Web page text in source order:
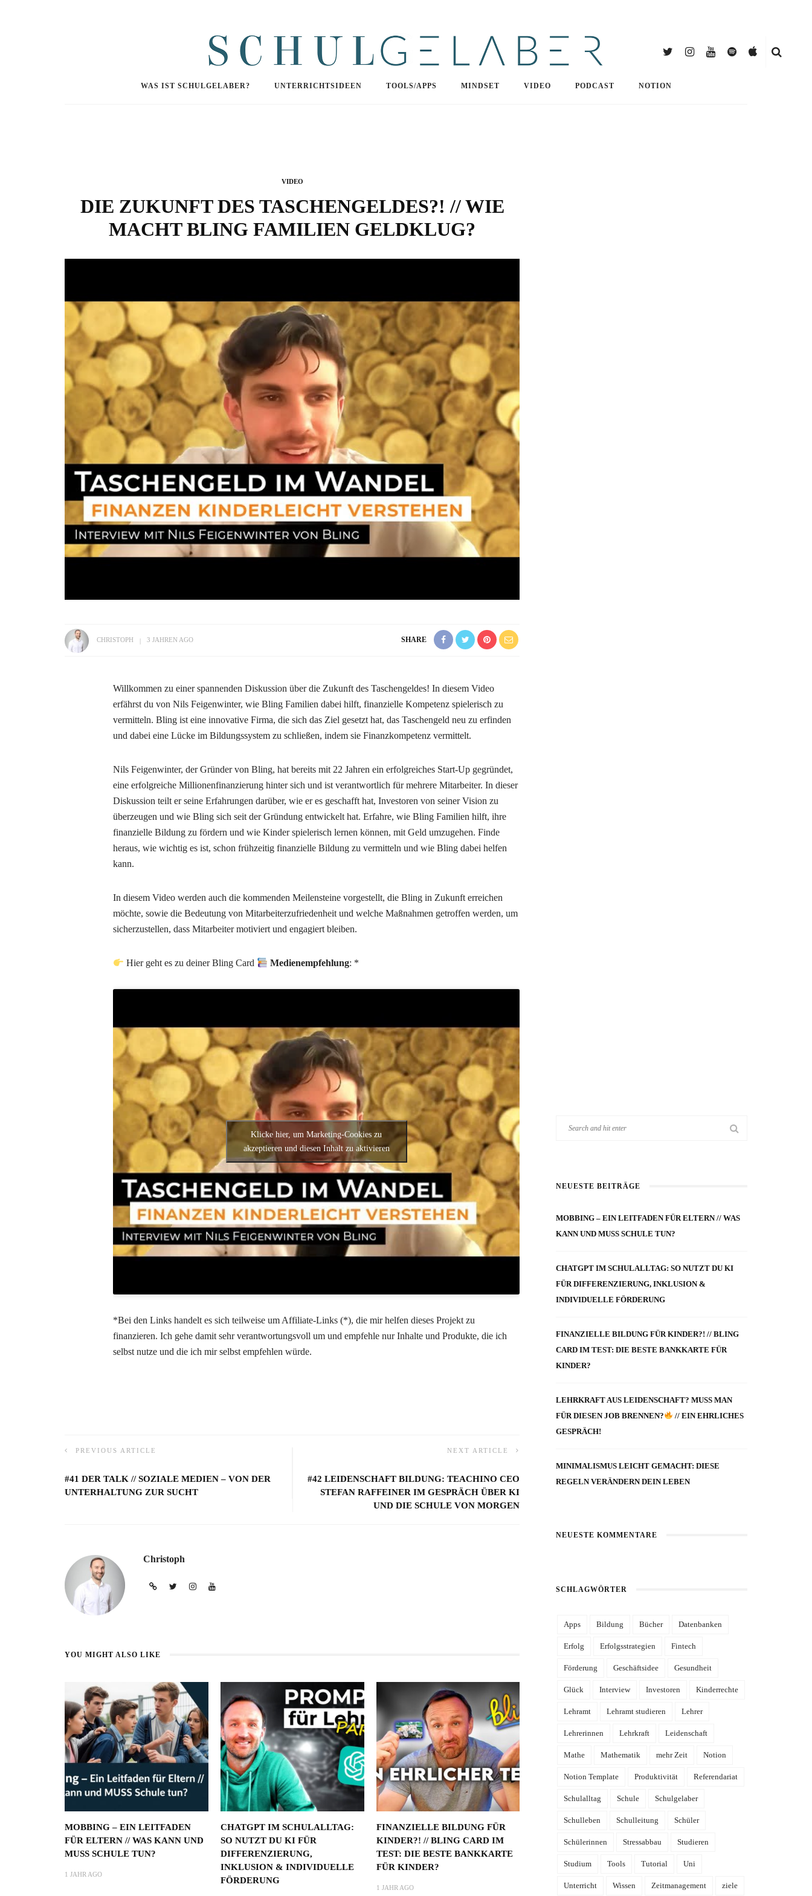
WAS IST SCHULGELABER? UNTERRICHTSIDEEN TOOLS/APPS MINDSET VIDEO PODCAST NOTION
VIDEO
DIE ZUKUNFT DES TASCHENGELDES?! // WIE
MACHT BLING FAMILIEN GELDKLUG?
CHRISTOPH 3 JAHREN AGO SHARE
Willkommen zu einer spannenden Diskussion über die Zukunft des Taschengeldes! In diesem Video
erfährst du von Nils Feigenwinter, wie Bling Familien dabei hilft, finanzielle Kompetenz spielerisch zu
vermitteln. Bling ist eine innovative Firma, die sich das Ziel gesetzt hat, das Taschengeld neu zu erfinden
und dabei eine Lücke im Bildungssystem zu schließen, indem sie Finanzkompetenz vermittelt.
Nils Feigenwinter, der Gründer von Bling, hat bereits mit 22 Jahren ein erfolgreiches Start-Up gegründet,
eine erfolgreiche Millionenfinanzierung hinter sich und ist verantwortlich für mehrere Mitarbeiter. In dieser
Diskussion teilt er seine Erfahrungen darüber, wie er es geschafft hat, Investoren von seiner Vision zu
überzeugen und wie Bling sich seit der Gründung entwickelt hat. Erfahre, wie Bling Familien hilft, ihre
finanzielle Bildung zu fördern und wie Kinder spielerisch lernen können, mit Geld umzugehen. Finde
heraus, wie wichtig es ist, schon frühzeitig finanzielle Bildung zu vermitteln und wie Bling dabei helfen
kann.
In diesem Video werden auch die kommenden Meilensteine vorgestellt, die Bling in Zukunft erreichen
möchte, sowie die Bedeutung von Mitarbeiterzufriedenheit und welche Maßnahmen getroffen werden, um
sicherzustellen, dass Mitarbeiter motiviert und engagiert bleiben.
Hier geht es zu deiner Bling Card Medienempfehlung: *
Klicke hier, um Marketing-Cookies zu
akzeptieren und diesen Inhalt zu aktivieren
*Bei den Links handelt es sich teilweise um Affiliate-Links (*), die mir helfen dieses Projekt zu
finanzieren. Ich gehe damit sehr verantwortungsvoll um und empfehle nur Inhalte und Produkte, die ich
selbst nutze und die ich mir selbst empfehlen würde.
PREVIOUS ARTICLE
#41 DER TALK // SOZIALE MEDIEN – VON DER
UNTERHALTUNG ZUR SUCHT
NEXT ARTICLE
#42 LEIDENSCHAFT BILDUNG: TEACHINO CEO
STEFAN RAFFEINER IM GESPRÄCH ÜBER KI
UND DIE SCHULE VON MORGEN
Christoph
YOU MIGHT ALSO LIKE
MOBBING – EIN LEITFADEN
FÜR ELTERN // WAS KANN UND
MUSS SCHULE TUN?
1 JAHR AGO
CHATGPT IM SCHULALLTAG:
SO NUTZT DU KI FÜR
DIFFERENZIERUNG,
INKLUSION & INDIVIDUELLE
FÖRDERUNG
FINANZIELLE BILDUNG FÜR
KINDER?! // BLING CARD IM
TEST: DIE BESTE BANKKARTE
FÜR KINDER?
1 JAHR AGO
NEUESTE BEITRÄGE
MOBBING – EIN LEITFADEN FÜR ELTERN // WAS
KANN UND MUSS SCHULE TUN?
CHATGPT IM SCHULALLTAG: SO NUTZT DU KI
FÜR DIFFERENZIERUNG, INKLUSION &
INDIVIDUELLE FÖRDERUNG
FINANZIELLE BILDUNG FÜR KINDER?! // BLING
CARD IM TEST: DIE BESTE BANKKARTE FÜR
KINDER?
LEHRKRAFT AUS LEIDENSCHAFT? MUSS MAN
FÜR DIESEN JOB BRENNEN?
// EIN EHRLICHES
GESPRÄCH!
MINIMALISMUS LEICHT GEMACHT: DIESE
REGELN VERÄNDERN DEIN LEBEN
NEUESTE KOMMENTARE
SCHLAGWÖRTER
Apps Bildung Bücher Datenbanken
Erfolg Erfolgsstrategien Fintech
Förderung Geschäftsidee Gesundheit
Glück Interview Investoren Kinderrechte
Lehramt Lehramt studieren Lehrer
Lehrerinnen Lehrkraft Leidenschaft
Mathe Mathematik mehr Zeit Notion
Notion Template Produktivität Referendariat
Schulalltag Schule Schulgelaber
Schulleben Schulleitung Schüler
Schülerinnen Stressabbau Studieren
Studium Tools Tutorial Uni
Unterricht Wissen Zeitmanagement ziele